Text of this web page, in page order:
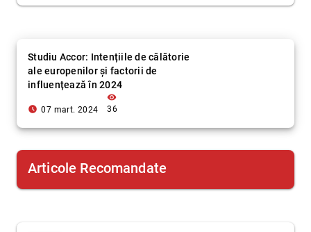
Studiu Accor: Intențiile de călătorie
ale europenilor și factorii de
influențează în 2024
access_time_filled 07 mart. 2024
visibility
36
Articole Recomandate